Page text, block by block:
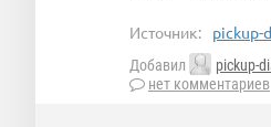
Источник: pickup-
Добавил pickup-
нет комментариев